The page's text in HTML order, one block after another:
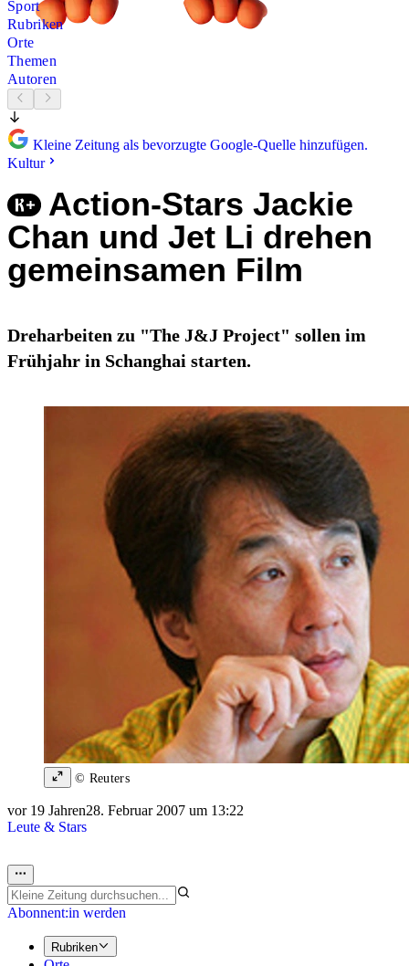
Sport
Rubriken
Orte
Themen
Autoren
Kleine Zeitung als bevorzugte Google-Quelle hinzufügen.
Kultur
Action-Stars Jackie
Chan und Jet Li drehen
gemeinsamen Film
Dreharbeiten zu "The J&J Project" sollen im
Frühjahr in Schanghai starten.
© Reuters
vor 19 Jahren28. Februar 2007 um 13:22
Leute & Stars
Abonnent:in werden
Rubriken